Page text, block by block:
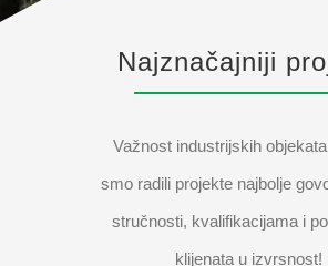
Najznačajniji
Važnost industrijskih
smo radili projekte najbolje
stručnosti, kvalifikacijama i
klijenata u izvrsnost!